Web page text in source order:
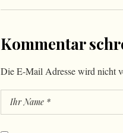
Kommentar
Die E-Mail Adresse wird nicht